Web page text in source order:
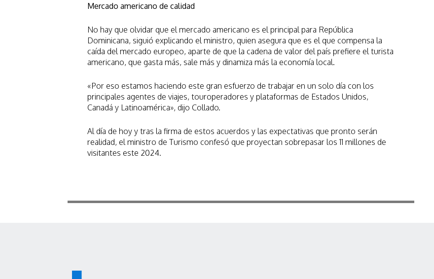
Mercado americano de calidad
No hay que olvidar que el mercado americano es el principal para República
Dominicana, siguió explicando el ministro, quien asegura que es el que compensa la
caída del mercado europeo, aparte de que la cadena de valor del país prefiere el turista
americano, que gasta más, sale más y dinamiza más la economía local.
«Por eso estamos haciendo este gran esfuerzo de trabajar en un solo día con los
principales agentes de viajes, touroperadores y plataformas de Estados Unidos,
Canadá y Latinoamérica», dijo Collado.
Al día de hoy y tras la firma de estos acuerdos y las expectativas que pronto serán
realidad, el ministro de Turismo confesó que proyectan sobrepasar los 11 millones de
visitantes este 2024.